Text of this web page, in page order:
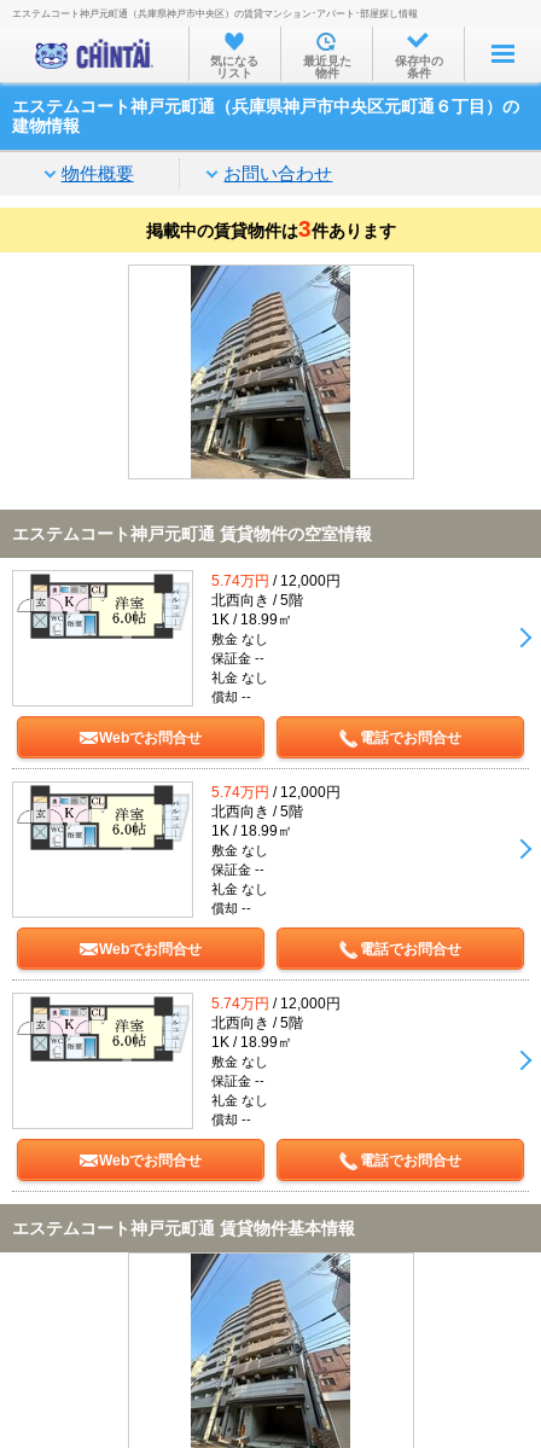
お部屋を探す
沿線・駅から
家賃相場から
通勤通学時間から
物件特集から
不動産会社から
TOP
エステムコート神戸元町通（兵庫県神戸市中央区）の賃貸マンション･アパート･部屋探し情報
気になる
リスト
最近見た
物件
保存中の
条件
エステムコート神戸元町通（兵庫県神戸市中央区元町通６丁目）の
建物情報
物件概要 お問い合わせ
掲載中の賃貸物件は3件あります
エステムコート神戸元町通 賃貸物件の空室情報
5.74万円 / 12,000円
北西向き / 5階
1K / 18.99㎡
敷金 なし
保証金 --
礼金 なし
償却 --
Webでお問合せ 電話でお問合せ
5.74万円 / 12,000円
北西向き / 5階
1K / 18.99㎡
敷金 なし
保証金 --
礼金 なし
償却 --
Webでお問合せ 電話でお問合せ
5.74万円 / 12,000円
北西向き / 5階
1K / 18.99㎡
敷金 なし
保証金 --
礼金 なし
償却 --
Webでお問合せ 電話でお問合せ
エステムコート神戸元町通 賃貸物件基本情報